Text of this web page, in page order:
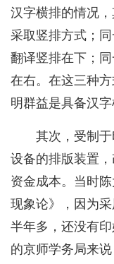
汉字横排的情况
采取竖排方式；
翻译竖排在下；
在右。在这三种
明群益是具备汉字
其次，受制于
设备的排版装置
资金成本。当时
现象论》，因为
半年多，还没有
的京师学务局来